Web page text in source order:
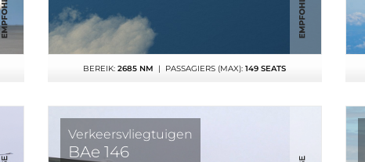
BEREIK:2685 NM | PASSAGIERS (MAX):149 SEATS
Verkeersvliegtuigen
BAe 146